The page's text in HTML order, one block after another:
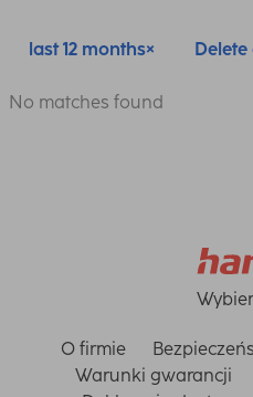
last 12 months
No matches found
O firmie
Warunki gwarancji